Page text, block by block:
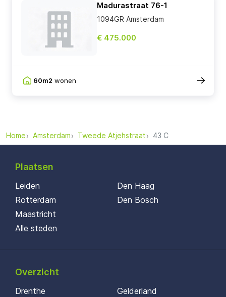
Madurastraat 76-1
1094GR Amsterdam
€ 475.000
60m2 wonen
Home Amsterdam Tweede Atjehstraat 43 C
Plaatsen
Leiden
Rotterdam
Maastricht
Den Haag
Den Bosch
Alle steden
Overzicht
Drenthe
Gelderland